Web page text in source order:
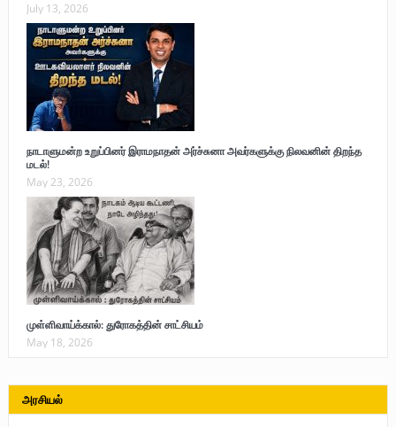
July 13, 2026
நாடாளுமன்ற உறுப்பினர் இராமநாதன் அர்ச்சுனா அவர்களுக்கு நிலவனின் திறந்த
மடல்!
May 23, 2026
முள்ளிவாய்க்கால்: துரோகத்தின் சாட்சியம்
May 18, 2026
அரசியல்